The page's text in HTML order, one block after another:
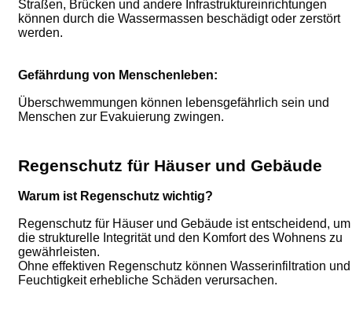
Straßen, Brücken und andere Infrastruktureinrichtungen
können durch die Wassermassen beschädigt oder zerstört
werden.
Gefährdung von Menschenleben:
Überschwemmungen können lebensgefährlich sein und
Menschen zur Evakuierung zwingen.
Regenschutz für Häuser und Gebäude
Warum ist Regenschutz wichtig?
Regenschutz für Häuser und Gebäude ist entscheidend, um
die strukturelle Integrität und den Komfort des Wohnens zu
gewährleisten.
Ohne effektiven Regenschutz können Wasserinfiltration und
Feuchtigkeit erhebliche Schäden verursachen.